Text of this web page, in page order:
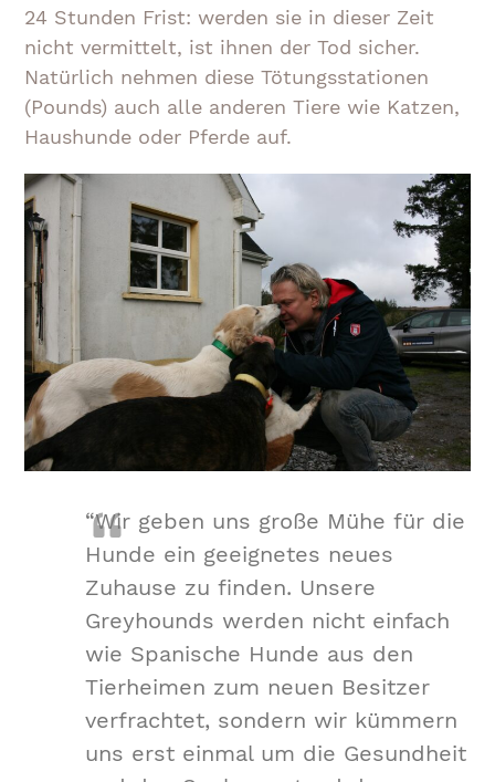
24 Stunden Frist: werden sie in dieser Zeit
nicht vermittelt, ist ihnen der Tod sicher.
Natürlich nehmen diese Tötungsstationen
(Pounds) auch alle anderen Tiere wie Katzen,
Haushunde oder Pferde auf.
“Wir geben uns große Mühe für die
Hunde ein geeignetes neues
Zuhause zu finden. Unsere
Greyhounds werden nicht einfach
wie Spanische Hunde aus den
Tierheimen zum neuen Besitzer
verfrachtet, sondern wir kümmern
uns erst einmal um die Gesundheit